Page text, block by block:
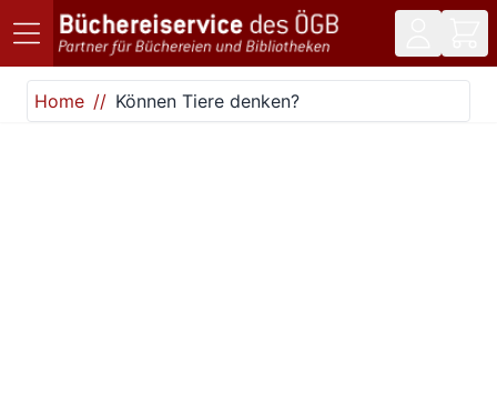
Direkt zum Inhalt
Home
Können Tiere denken?